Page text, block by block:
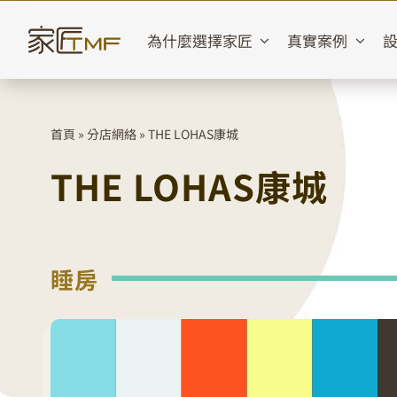
content
為什麼選擇家匠 真實案例
首頁 »分店網絡 »THE LOHAS康城
THE LOHAS康城
睡房